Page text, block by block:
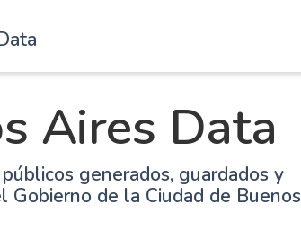
Aires Data
generados, guardados y
Gobierno de la Ciudad de Buenos